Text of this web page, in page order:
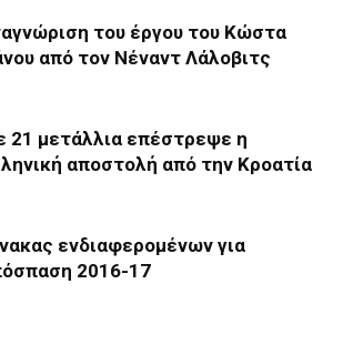
του έργου του Κώστα
από τον Νέναντ Λάλοβιτς
21 μετάλλια επέστρεψε η
αποστολή από την Κροατία
ενδιαφερομένων για
2016-17